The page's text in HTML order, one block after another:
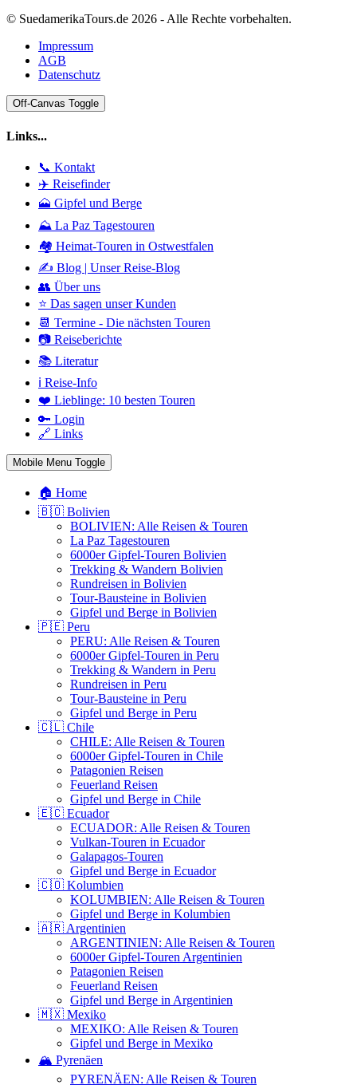
© SuedamerikaTours.de 2026 - Alle Rechte vorbehalten.
Impressum
AGB
Datenschutz
Off-Canvas Toggle
Links...
📞 Kontakt
✈️ Reisefinder
🗻 Gipfel und Berge
⛰️ La Paz Tagestouren
🏘️ Heimat-Touren in Ostwestfalen
✍️ Blog | Unser Reise-Blog
👥 Über uns
⭐ Das sagen unser Kunden
📆 Termine - Die nächsten Touren
📷 Reiseberichte
📚 Literatur
ℹ️ Reise-Info
❤️ Lieblinge: 10 besten Touren
🔑 Login
🔗 Links
Mobile Menu Toggle
🏠 Home
🇧🇴 Bolivien
BOLIVIEN: Alle Reisen & Touren
La Paz Tagestouren
6000er Gipfel-Touren Bolivien
Trekking & Wandern Bolivien
Rundreisen in Bolivien
Tour-Bausteine in Bolivien
Gipfel und Berge in Bolivien
🇵🇪 Peru
PERU: Alle Reisen & Touren
6000er Gipfel-Touren in Peru
Trekking & Wandern in Peru
Rundreisen in Peru
Tour-Bausteine in Peru
Gipfel und Berge in Peru
🇨🇱 Chile
CHILE: Alle Reisen & Touren
6000er Gipfel-Touren in Chile
Patagonien Reisen
Feuerland Reisen
Gipfel und Berge in Chile
🇪🇨 Ecuador
ECUADOR: Alle Reisen & Touren
Vulkan-Touren in Ecuador
Galapagos-Touren
Gipfel und Berge in Ecuador
🇨🇴 Kolumbien
KOLUMBIEN: Alle Reisen & Touren
Gipfel und Berge in Kolumbien
🇦🇷 Argentinien
ARGENTINIEN: Alle Reisen & Touren
6000er Gipfel-Touren Argentinien
Patagonien Reisen
Feuerland Reisen
Gipfel und Berge in Argentinien
🇲🇽 Mexiko
MEXIKO: Alle Reisen & Touren
Gipfel und Berge in Mexiko
🏔️ Pyrenäen
PYRENÄEN: Alle Reisen & Touren